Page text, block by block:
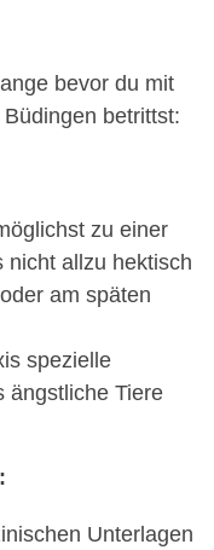
bevor du mit
betrittst:
zu einer
nicht allzu hektisch
am späten
spezielle
ängstliche Tiere
Unterlagen